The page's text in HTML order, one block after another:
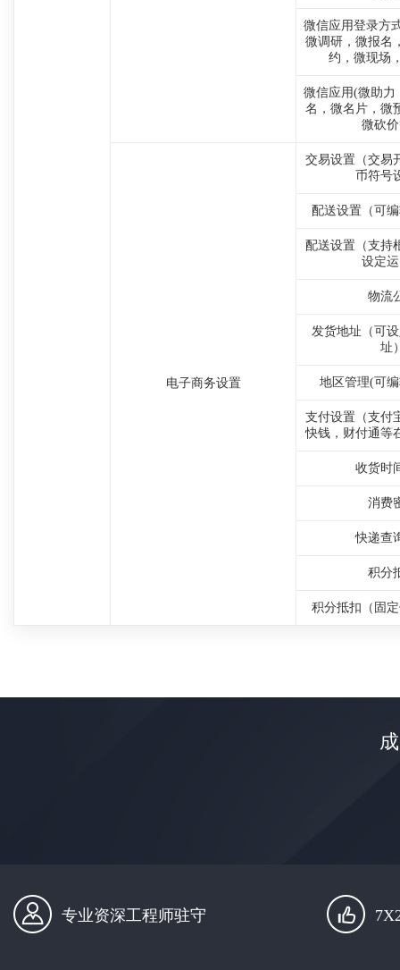
微信应用登录方
微调研，微报名
约，微现场
微信应用(微助力
名，微名片，微
微砍
电子商务设置
交易设置（交易
币符号
配送设置（可
配送设置（支持
设定
物流
发货地址（可
址
地区管理(可
支付设置（支付
快钱，财付通等
收货时
消费
快递查
积分
积分抵扣（固
专业资深工程师驻守